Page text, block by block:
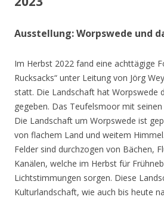
Ausstellung: Worpswede und
Im Herbst 2022 fand eine achttägige
Rucksacks“ unter Leitung von Jörg
statt. Die Landschaft hat Worpswede
gegeben. Das Teufelsmoor mit
Die Landschaft um Worpswede ist
von flachem Land und weitem
Felder sind durchzogen von Bächen,
Kanälen, welche im Herbst für
Lichtstimmungen sorgen. Diese
Kulturlandschaft, wie auch bis heute